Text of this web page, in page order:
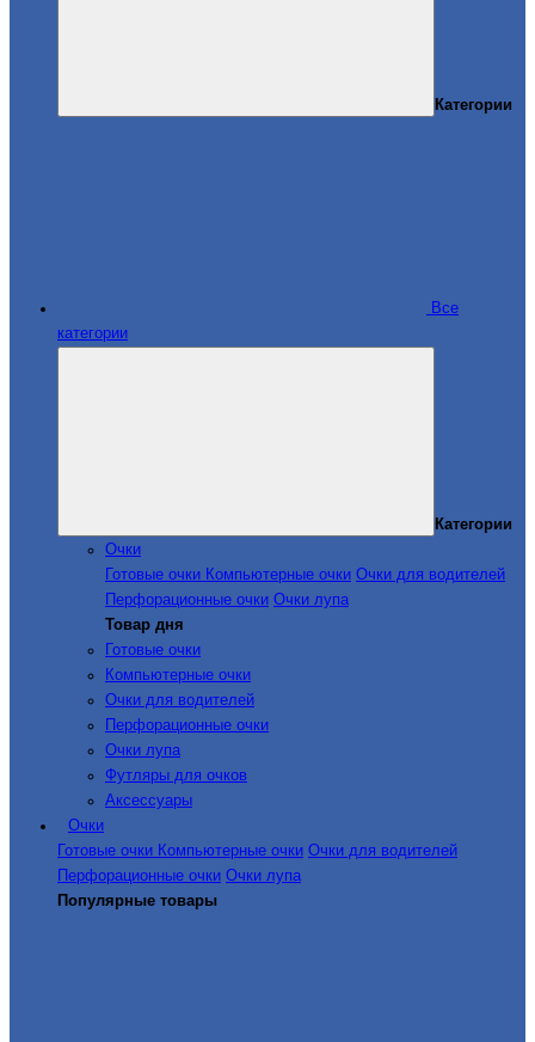
Категории
Все
категории
Категории
Очки
Готовые очки Компьютерные очки Очки для водителей
Перфорационные очки Очки лупа
Товар дня
Готовые очки
Компьютерные очки
Очки для водителей
Перфорационные очки
Очки лупа
Футляры для очков
Аксессуары
Очки
Готовые очки Компьютерные очки Очки для водителей
Перфорационные очки Очки лупа
Популярные товары